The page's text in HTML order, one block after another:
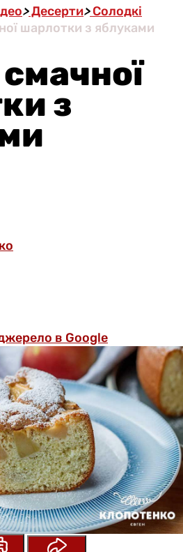
>Десерти>Солодкі
шарлотки з яблуками
з